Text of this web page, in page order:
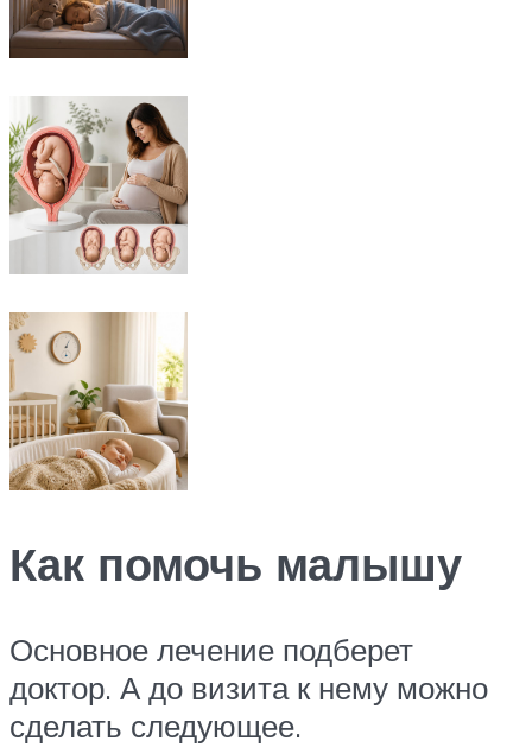
Как помочь малышу
Основное лечение подберет
доктор. А до визита к нему можно
сделать следующее.